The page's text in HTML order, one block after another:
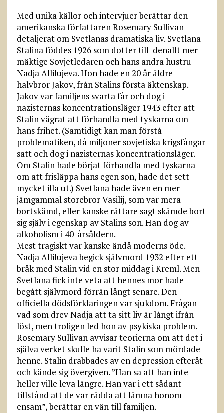
Med unika källor och intervjuer berättar den
amerikanska författaren Rosemary Sullivan
detaljerat om Svetlanas dramatiska liv. Svetlana
Stalina föddes 1926 som dotter till denallt mer
mäktige Sovjetledaren och hans andra hustru
Nadja Allilujeva. Hon hade en 20 år äldre
halvbror Jakov, från Stalins första äktenskap.
Jakov var familjens svarta får och dog i
nazisternas koncentrationsläger 1943 efter att
Stalin vägrat att förhandla med tyskarna om
hans frihet. (Samtidigt kan man förstå
problematiken, då miljoner sovjetiska krigsfångar
satt och dog i nazisternas koncentrationsläger.
Om Stalin hade börjat förhandla med tyskarna
om att frisläppa hans egen son, hade det sett
mycket illa ut.) Svetlana hade även en mer
jämgammal storebror Vasilij, som var mera
bortskämd, eller kanske rättare sagt skämde bort
sig själv i egenskap av Stalins son. Han dog av
alkoholism i 40-årsåldern.
Mest tragiskt var kanske ändå moderns öde.
Nadja Allilujeva begick självmord 1932 efter ett
bråk med Stalin vid en stor middag i Kreml. Men
Svetlana fick inte veta att hennes mor hade
begått självmord förrän långt senare. Den
officiella dödsförklaringen var sjukdom. Frågan
vad som drev Nadja att ta sitt liv är långt ifrån
löst, men troligen led hon av psykiska problem.
Rosemary Sullivan avvisar teorierna om att det i
själva verket skulle ha varit Stalin som mördade
henne. Stalin drabbades av en depression efteråt
och kände sig övergiven. ”Han sa att han inte
heller ville leva längre. Han var i ett sådant
tillstånd att de var rädda att lämna honom
ensam”, berättar en vän till familjen.